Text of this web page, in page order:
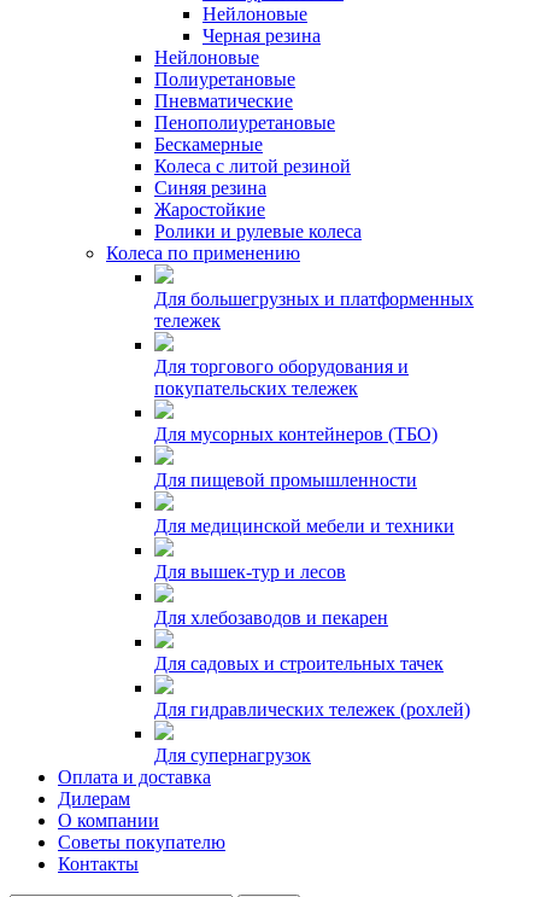
Нейлоновые
Черная резина
Нейлоновые
Полиуретановые
Пневматические
Пенополиуретановые
Бескамерные
Колеса с литой резиной
Синяя резина
Жаростойкие
Ролики и рулевые колеса
Колеса по применению
Для большегрузных и платформенных
тележек
Для торгового оборудования и
покупательских тележек
Для мусорных контейнеров (ТБО)
Для пищевой промышленности
Для медицинской мебели и техники
Для вышек-тур и лесов
Для хлебозаводов и пекарен
Для садовых и строительных тачек
Для гидравлических тележек (рохлей)
Для супернагрузок
Оплата и доставка
Дилерам
О компании
Советы покупателю
Контакты